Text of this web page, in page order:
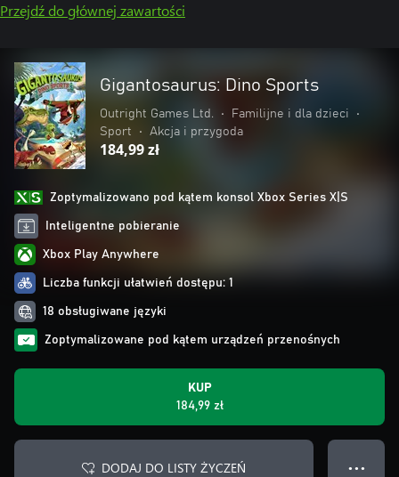
Przejdź do głównej zawartości
Gigantosaurus: Dino Sports
Outright Games Ltd. • Familijne i dla dzieci
•
Sport
• Akcja i przygoda
184,99 zł
Zoptymalizowano pod kątem konsol Xbox Series X|S
Inteligentne pobieranie
Xbox Play Anywhere
Liczba funkcji ułatwień dostępu: 1
18 obsługiwane języki
Zoptymalizowane pod kątem urządzeń przenośnych
KUP
184,99 zł
DODAJ DO LISTY ŻYCZEŃ ● ● ●